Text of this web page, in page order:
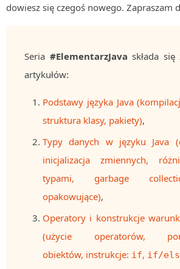
.htaccess
CSS 3
Django
PHP
WordPress
MOBILE
KONTROLA WERSJI
SQL
dowiesz się czegoś nowego. Zapraszam
Seria #ElementarzJava składa
artykułów:
Podstawy języka Java
struktura klasy, pakiety),
Typy danych w języku Java
inicjalizacja zmiennych,
typami, garbage
opakowujące),
Operatory i konstrukcje
(użycie operatorów,
obiektów, instrukcje: if, if/